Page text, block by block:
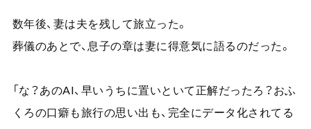
数年後、妻は夫を残して旅立った。
葬儀のあとで、息子の章は妻に得意気に語るのだった。
「な？あのAI、早いうちに置いといて正解だったろ？おふ
くろの口癖も旅行の思い出も、完全にデータ化されてる